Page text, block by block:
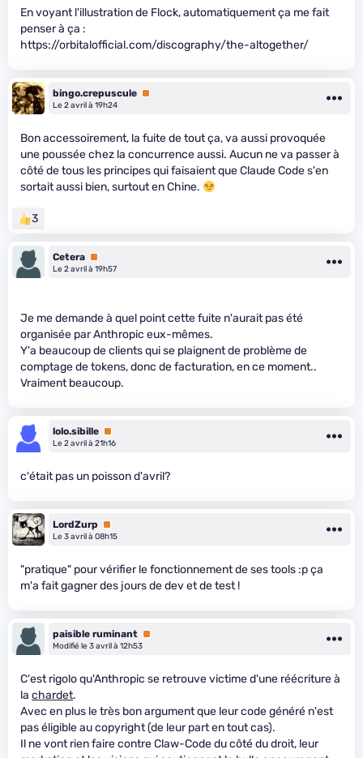
En voyant l'illustration de Flock, automatiquement ça me fait
penser à ça :
https://orbitalofficial.com/discography/the-altogether/
bingo.crepuscule Premium
Le 2 avril à 19h24
Bon accessoirement, la fuite de tout ça, va aussi provoquée
une poussée chez la concurrence aussi. Aucun ne va passer à
côté de tous les principes qui faisaient que Claude Code s'en
sortait aussi bien, surtout en Chine.
3
Cetera Premium
Le 2 avril à 19h57
Je me demande à quel point cette fuite n'aurait pas été
organisée par Anthropic eux-mêmes.
Y'a beaucoup de clients qui se plaignent de problème de
comptage de tokens, donc de facturation, en ce moment..
Vraiment beaucoup.
lolo.sibille Premium
Le 2 avril à 21h16
c'était pas un poisson d'avril?
LordZurp
Premium
Le 3 avril à 08h15
"pratique" pour vérifier le fonctionnement de ses tools :p ça
m'a fait gagner des jours de dev et de test !
paisible ruminant Premium
Modifié le 3 avril à 12h53
C'est rigolo qu'Anthropic se retrouve victime d'une réécriture à
la chardet.
Avec en plus le très bon argument que leur code généré n'est
pas éligible au copyright (de leur part en tout cas).
Il ne vont rien faire contre Claw-Code du côté du droit, leur